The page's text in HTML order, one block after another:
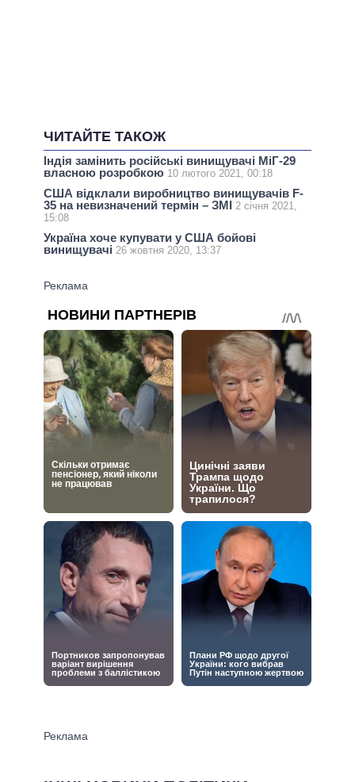
ЧИТАЙТЕ ТАКОЖ
Індія замінить російські винищувачі МіГ-29
власною розробкою 10 лютого 2021, 00:18
США відклали виробництво винищувачів F-
35 на невизначений термін – ЗМІ 2 січня 2021,
15:08
Україна хоче купувати у США бойові
винищувачі 26 жовтня 2020, 13:37